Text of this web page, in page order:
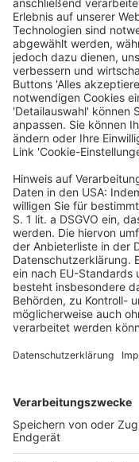
Bayerischer
Verfahren zum
Bayerische
heutigen
deutschen
abgeschlossen,
DStV: Rechts- und
konstituiert
Veröffentlicht am5.
Bild:
StB/RA Volker
StB/WP Christian
Karsten Schmidt,
Netzwerk
Steuerforschung
Veröffentlicht am